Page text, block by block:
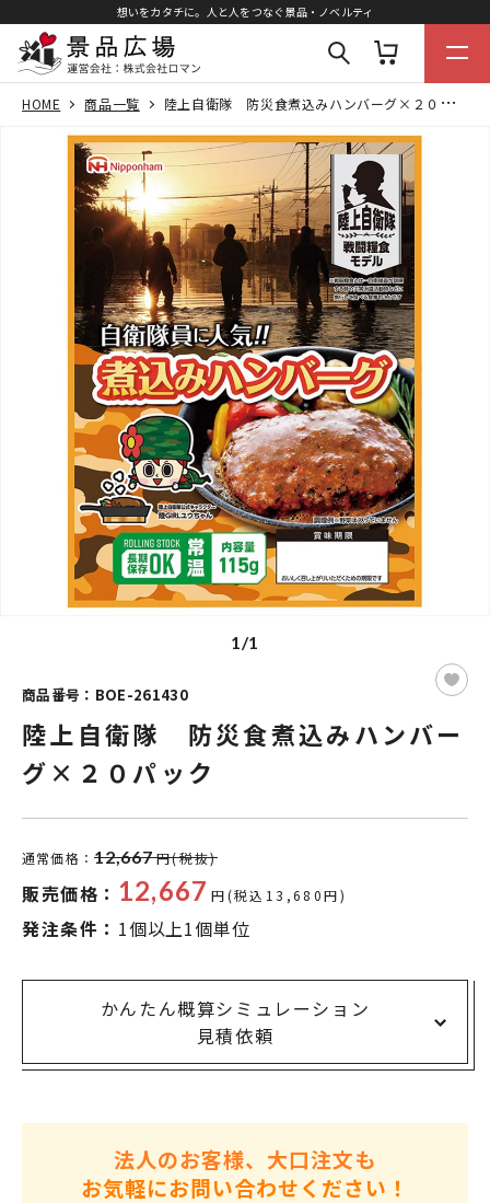
想いをカタチに。人と人をつなぐ景品・ノベルティ
HOME 商品一覧 陸上自衛隊 防災食煮込みハンバーグ×２０パック
1/1
商品番号：BOE-261430
陸上自衛隊 防災食煮込みハンバー
グ×２０パック
通常価格： 12,667円(税抜)
販売価格： 12,667 円(税込13,680円)
発注条件： 1個以上1個単位
かんたん概算シミュレーション
見積依頼
法人のお客様、大口注文も
お気軽にお問い合わせください！